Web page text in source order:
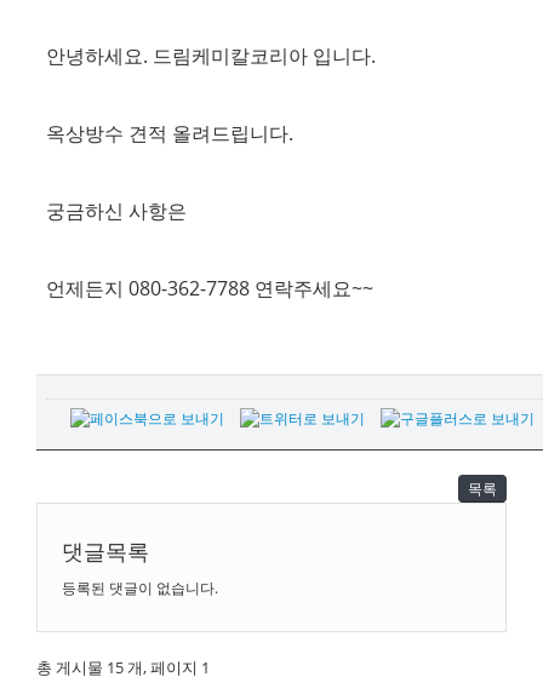
안녕하세요. 드림케미칼코리아 입니다.
옥상방수 견적 올려드립니다.
궁금하신 사항은
언제든지 080-362-7788 연락주세요~~
목록
댓글목록
등록된 댓글이 없습니다.
총 게시물 15 개, 페이지 1